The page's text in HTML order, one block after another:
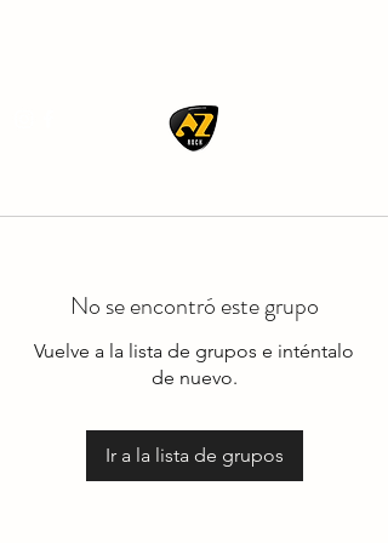
No se encontró este grupo
Vuelve a la lista de grupos e inténtalo
de nuevo.
Ir a la lista de grupos